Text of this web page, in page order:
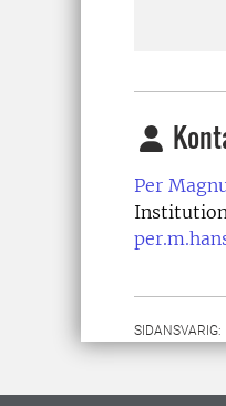
Per
SIDANSVARIG: